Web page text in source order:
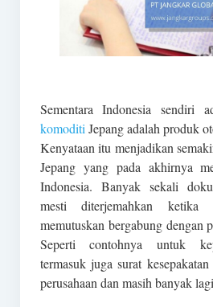
Sementara Indonesia sendiri
komoditi Jepang adalah produk
Kenyataan itu menjadikan
Jepang yang pada akhirnya
Indonesia. Banyak sekali
mesti diterjemahkan ketika
memutuskan bergabung dengan
Seperti contohnya untuk
termasuk juga surat
perusahaan dan masih banyak